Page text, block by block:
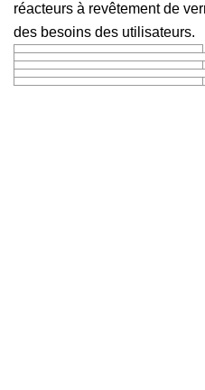
réacteurs à revêtement de
des besoins des utilisateurs.